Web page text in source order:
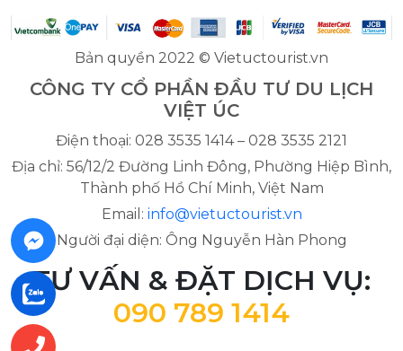
Bản quyền 2022 © Vietuctourist.vn
CÔNG TY CỔ PHẦN ĐẦU TƯ DU LỊCH
VIỆT ÚC
Điện thoại: 028 3535 1414 – 028 3535 2121
Địa chỉ: 56/12/2 Đường Linh Đông, Phường Hiệp Bình,
Thành phố Hồ Chí Minh, Việt Nam
Email: info@vietuctourist.vn
Người đại diện: Ông Nguyễn Hàn Phong
TƯ VẤN & ĐẶT DỊCH VỤ:
090 789 1414